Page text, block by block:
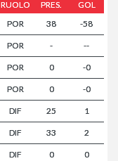
RUOLO PRES.
GOL
POR 38 -58
POR - --
POR 0 -0
POR 0 -0
DIF 25 1
DIF 33 2
DIF 0 0